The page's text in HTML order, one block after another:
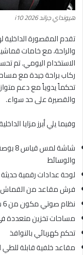
هيونداي جراند i10 2026
والراحة، مع خامات
الاستخدام اليومي. تم
ركاب براحة جيدة مع
تحكماً يدوياً مع دعم
والقصيرة على حد سواء.
وفيما يلي أبرز مزايا
والوسائط
لوحة عدادات رقمية حديثة
فرش مقاعد من القماش
نظام صوتي مكون من 6 سماعات (في فئة Smart)
مساحات تخزين متعددة
تحكم كهربائي بالنوافذ
مقاعد خلفية قابلة للطي